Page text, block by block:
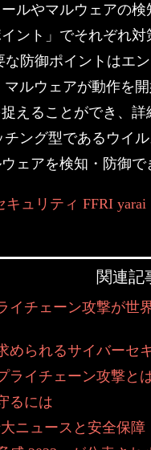
ルやマルウェアの
ント」でそれぞれ
防御ポイントはエ
マルウェアが動作を
えることができ、
チング型であるウイ
ェアを検知・防御で
ュリティ FFRI yarai
関連記
イチェーン攻撃が
められるサイバーセ
ライチェーン攻撃と
るには
ニュースと安全保障